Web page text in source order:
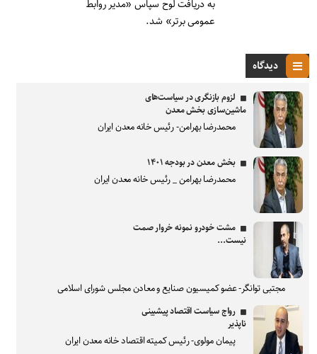
به دریافت لوح سپاس «مدیر روابط
عمومی برتر» شد.
دیدگاه
لزوم بازنگری در سیاست‌های
ماشین‌سازی بخش معدن
محمدرضا بهرامن- رئیس خانه معدن ایران
بخش معدن در بودجه ۱۴۰۱
محمدرضا بهرامن _ رئیس خانه معدن ایران
مشت خودرو نمونه خروار صمت
نیست...
مجتبی توانگر- عضو کمیسیون صنایع و معادن مجلس شورای اسلامی
رواج سیاست اقتصاد پیشبینی
ناپذیر
پیمان مولوی- رئیس کمیته اقتصاد خانه معدن ایران